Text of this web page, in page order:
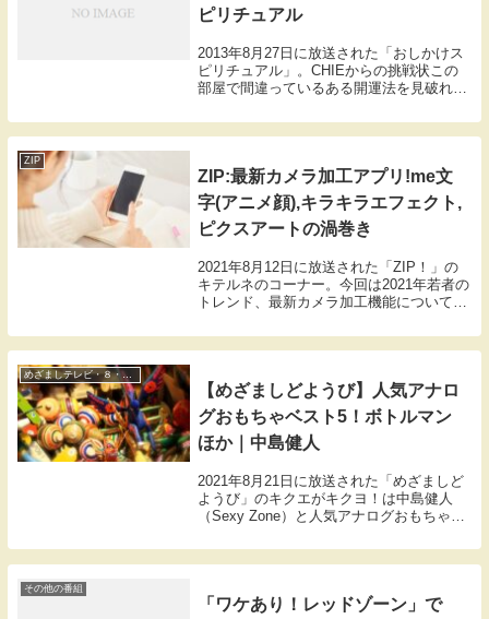
ピリチュアル
2013年8月27日に放送された「おしかけス
ピリチュアル」。CHIEからの挑戦状この
部屋で間違っているある開運法を見破れ！
はお金を招くと思われているアレ正解発表
正解は左手をあげた招き猫。左手は人を招
ZIP
ZIP:最新カメラ加工アプリ!me文
字(アニメ顔),キラキラエフェクト,
ピクスアートの渦巻き
2021年8月12日に放送された「ZIP！」の
キテルネのコーナー。今回は2021年若者の
トレンド、最新カメラ加工機能について紹
アニメ顔エフェクト。さらに韓国発の最新
エフェクトまで！
めざましテレビ・８・どようび
【めざましどようび】人気アナロ
グおもちゃベスト5！ボトルマン
ほか｜中島健人
2021年8月21日に放送された「めざましど
ようび」のキクエがキクヨ！は中島健人
（Sexy Zone）と人気アナログおもちゃを
スト5を紹介します！
その他の番組
「ワケあり！レッドゾーン」で